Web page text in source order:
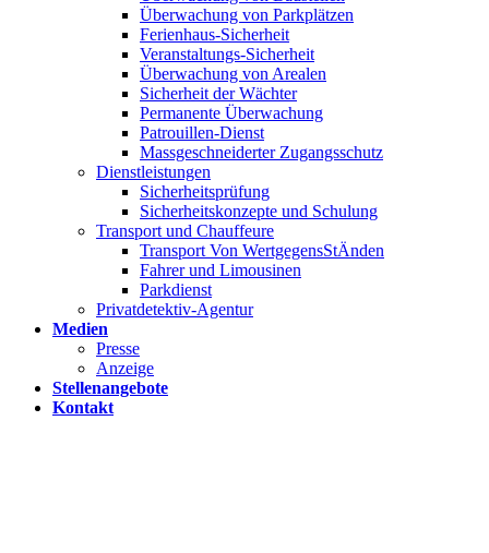
Überwachung von Parkplätzen
Ferienhaus-Sicherheit
Veranstaltungs-Sicherheit
Überwachung von Arealen
Sicherheit der Wächter
Permanente Überwachung
Patrouillen-Dienst
Massgeschneiderter Zugangsschutz
Dienstleistungen
Sicherheitsprüfung
Sicherheitskonzepte und Schulung
Transport und Chauffeure
Transport Von WertgegensStÄnden
Fahrer und Limousinen
Parkdienst
Privatdetektiv-Agentur
Medien
Presse
Anzeige
Stellenangebote
Kontakt